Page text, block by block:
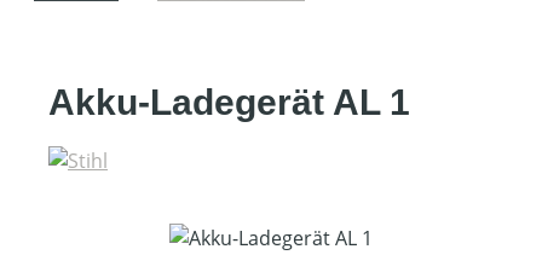
Akku-Ladegerät AL 1
Bildergalerie überspringen